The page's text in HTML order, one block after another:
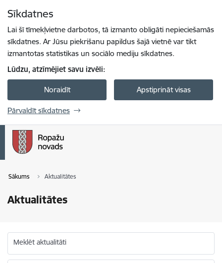
Sīkdatnes
Lai šī tīmekļvietne darbotos, tā izmanto obligāti nepieciešamās
sīkdatnes. Ar Jūsu piekrišanu papildus šajā vietnē var tikt
izmantotas statistikas un sociālo mediju sīkdatnes.
Lūdzu, atzīmējiet savu izvēli:
Noraidīt Apstiprināt visas
Pārvaldīt sīkdatnes
Sākums Aktualitātes
Aktualitātes
Meklēt aktualitāti